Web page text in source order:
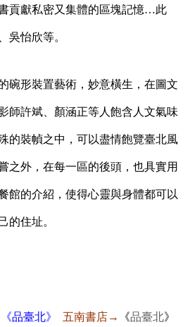
貢獻私密又集體的區塊記憶…此
吳怡欣等。
碗形裝置藝術，妙意橫生，在圖文
師許斌、顏涵正等人飽含人文氣味
的裝幀之中，可以盡情飽覽臺北風
之外，在每一區的後頭，也具實用
館的介紹，使得心靈與身體都可以
的住址。
《品臺北》 五南書店→ 《品臺北》